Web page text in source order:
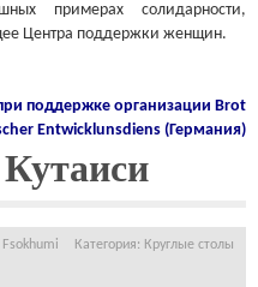
примерах солидарности,
Центра поддержки женщин.
поддержке организации Brot
Entwicklunsdiens (Германия)
Fsokhumi Категория: Круглые столы